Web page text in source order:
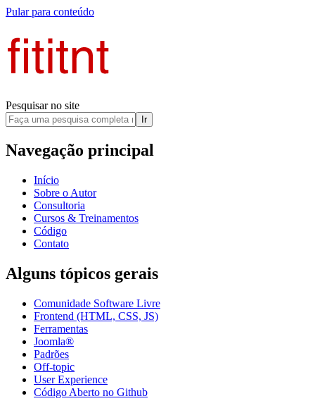
Pular para conteúdo
Pesquisar no site
Ir
Navegação principal
Início
Sobre o Autor
Consultoria
Cursos & Treinamentos
Código
Contato
Alguns tópicos gerais
Comunidade Software Livre
Frontend (HTML, CSS, JS)
Ferramentas
Joomla®
Padrões
Off-topic
User Experience
Código Aberto no Github